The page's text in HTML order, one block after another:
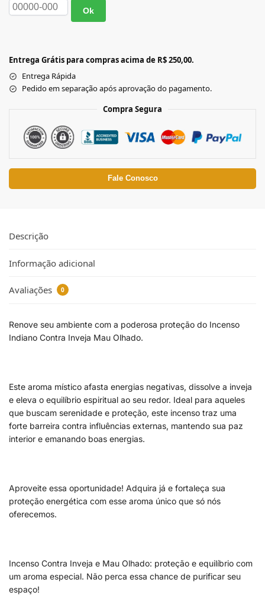
Ok
Entrega Grátis para compras acima de R$ 250,00.
Entrega Rápida
Pedido em separação após aprovação do pagamento.
Compra Segura
Fale Conosco
Descrição
Informação adicional
Avaliações 0
Renove seu ambiente com a poderosa proteção do Incenso
Indiano Contra Inveja Mau Olhado.
Este aroma místico afasta energias negativas, dissolve a inveja
e eleva o equilíbrio espiritual ao seu redor. Ideal para aqueles
que buscam serenidade e proteção, este incenso traz uma
forte barreira contra influências externas, mantendo sua paz
interior e emanando boas energias.
Aproveite essa oportunidade! Adquira já e fortaleça sua
proteção energética com esse aroma único que só nós
oferecemos.
Incenso Contra Inveja e Mau Olhado: proteção e equilíbrio com
um aroma especial. Não perca essa chance de purificar seu
espaço!